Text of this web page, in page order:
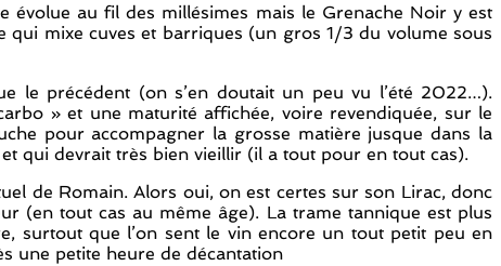
évolue au fil des millésimes mais le Grenache Noir y est
qui mixe cuves et barriques (un gros 1/3 du volume sous
le précédent (on s’en doutait un peu vu l’été 2022…).
» et une maturité affichée, voire revendiquée, sur le
pour accompagner la grosse matière jusque dans la
qui devrait très bien vieillir (il a tout pour en tout cas).
de Romain. Alors oui, on est certes sur son Lirac, donc
(en tout cas au même âge). La trame tannique est plus
surtout que l’on sent le vin encore un tout petit peu en
une petite heure de décantation